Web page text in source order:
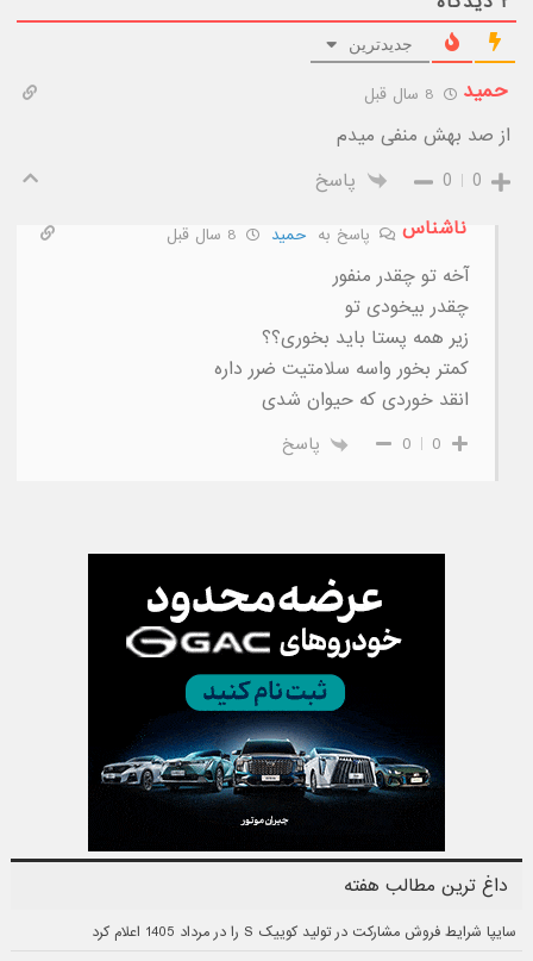
جدیدترین
حمید
از صد بهش منفی میدم
0
0
پاسخ
ناشناس
پاسخ بهحمید 8 سال قبل
آخه تو چقدر منفور
چقدر بیخودی تو
زیر همه پستا باید بخوری؟؟
کمتر بخور واسه سلامتیت ضرر داره
انقد خوردی که حیوان شدی
0
0 پاسخ
داغ ترین مطالب هفته
سایپا شرایط فروش مشارکت در تولید کوییک S را در مرداد 1405 اعلام کرد